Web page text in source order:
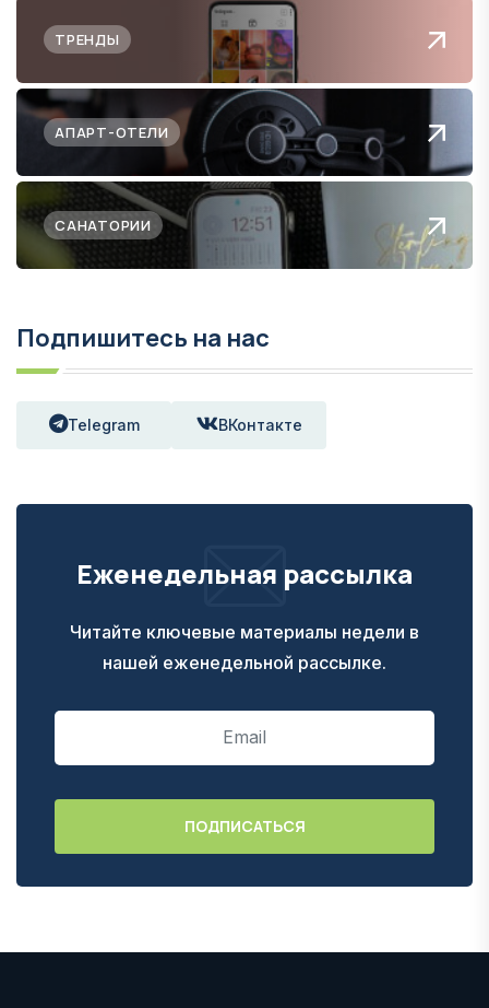
ТРЕНДЫ
АПАРТ-ОТЕЛИ
САНАТОРИИ
Подпишитесь на нас
Telegram ВКонтакте
Еженедельная рассылка
Читайте ключевые материалы недели в
нашей еженедельной рассылке.